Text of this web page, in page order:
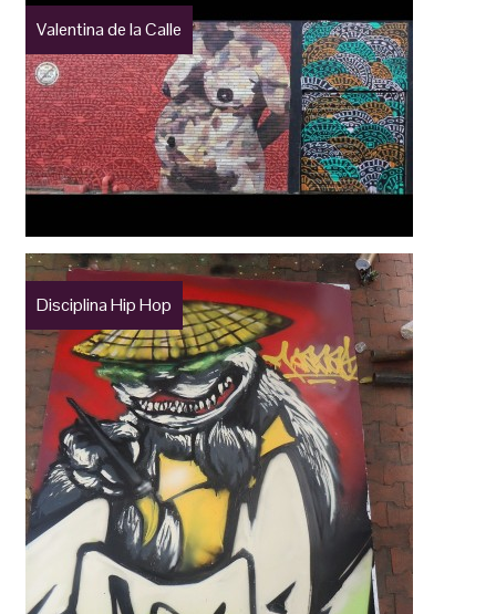
Valentina de la Calle
Disciplina Hip Hop